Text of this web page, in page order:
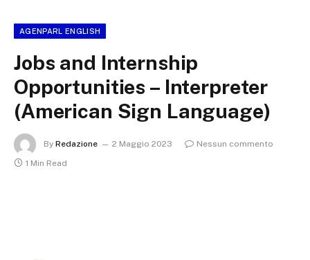
AGENPARL ENGLISH
Jobs and Internship
Opportunities – Interpreter
(American Sign Language)
By Redazione 2 Maggio 2023
Nessun commento
1 Min Read